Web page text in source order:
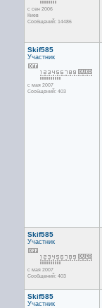
с сен 2006
Киев
Сообщений: 14486
Skif585
Участник
с мая 2007
Сообщений: 403
Skif585
Участник
с мая 2007
Сообщений: 403
Skif585
Участник